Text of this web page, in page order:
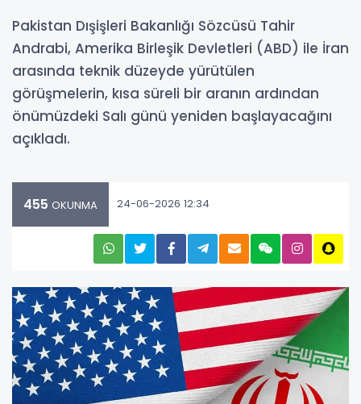
Pakistan Dışişleri Bakanlığı Sözcüsü Tahir
Andrabi, Amerika Birleşik Devletleri (ABD) ile İran
arasında teknik düzeyde yürütülen
görüşmelerin, kısa süreli bir aranın ardından
önümüzdeki Salı günü yeniden başlayacağını
açıkladı.
455 OKUNMA 24-06-2026 12:34